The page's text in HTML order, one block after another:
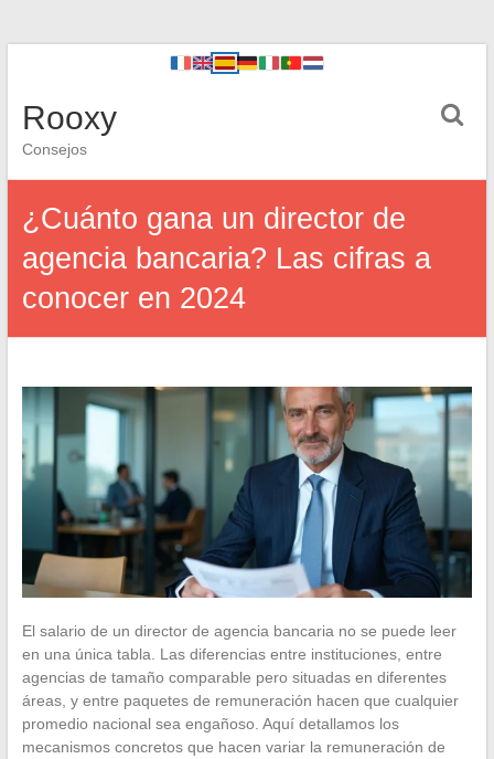
Rooxy
Consejos
¿Cuánto gana un director de
agencia bancaria? Las cifras a
conocer en 2024
El salario de un director de agencia bancaria no se puede leer
en una única tabla. Las diferencias entre instituciones, entre
agencias de tamaño comparable pero situadas en diferentes
áreas, y entre paquetes de remuneración hacen que cualquier
promedio nacional sea engañoso. Aquí detallamos los
mecanismos concretos que hacen variar la remuneración de